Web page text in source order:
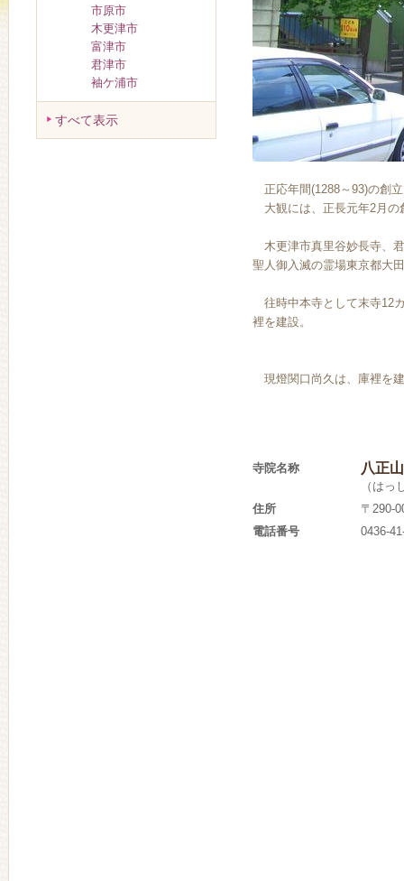
正応年間(1288～93)の創
大観には、正長元年2月の
木更津市真里谷妙長寺、
聖人御入滅の霊場東京都大
往時中本寺として末寺12
裡を建設。
現燈関口尚久は、庫裡を
寺院名称 八正
（は
住所
〒290-
電話番号
0436-
市原市
木更津市
富津市
君津市
袖ケ浦市
すべて表示